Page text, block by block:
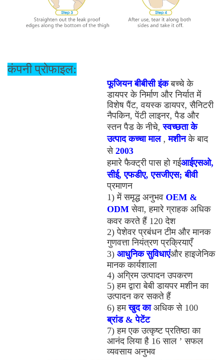
कंपनी प्रोफाइल:
फूजियन बीबीसी इंकबच्चे के
डायपर के निर्माण और निर्यात में
विशेष पैंट, वयस्क डायपर, सैनिटरी
नैपकिन, पेंटी लाइनर, पैड और
स्तन पैड के नीचे, स्वच्छता के
उत्पादकच्चा माल, मशीनके बाद
से 2003
हमारे फैक्ट्री पास हो गईआईएसओ,
सीई, एफडीए, एसजीएस; बीवी
प्रमाणन
1) में समृद्ध अनुभव OEM &
ODMसेवा, हमारे ग्राहक अधिक
कवर करते हैं 120 देश
2)पेशेवर प्रबंधन टीम और मानक
गुणवत्ता नियंत्रण प्रक्रियाएँ
3) आधुनिक सुविधाएंऔर हाइजेनिक
मानक कार्यशाला
4) अग्रिम उत्पादन उपकरण
5)हम द्वारा बेबी डायपर मशीन का
उत्पादन कर सकते हैं
6) हमखुद काअधिक से 100
ब्रांड & पेटेंट
7)हम एक उत्कृष्ट प्रतिष्ठा का
आनंद लिया है 16 साल ’ सफल
व्यवसाय अनुभव